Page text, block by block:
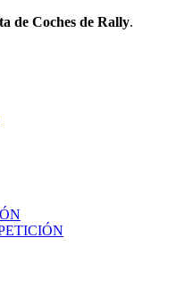
de Coches de Rally.